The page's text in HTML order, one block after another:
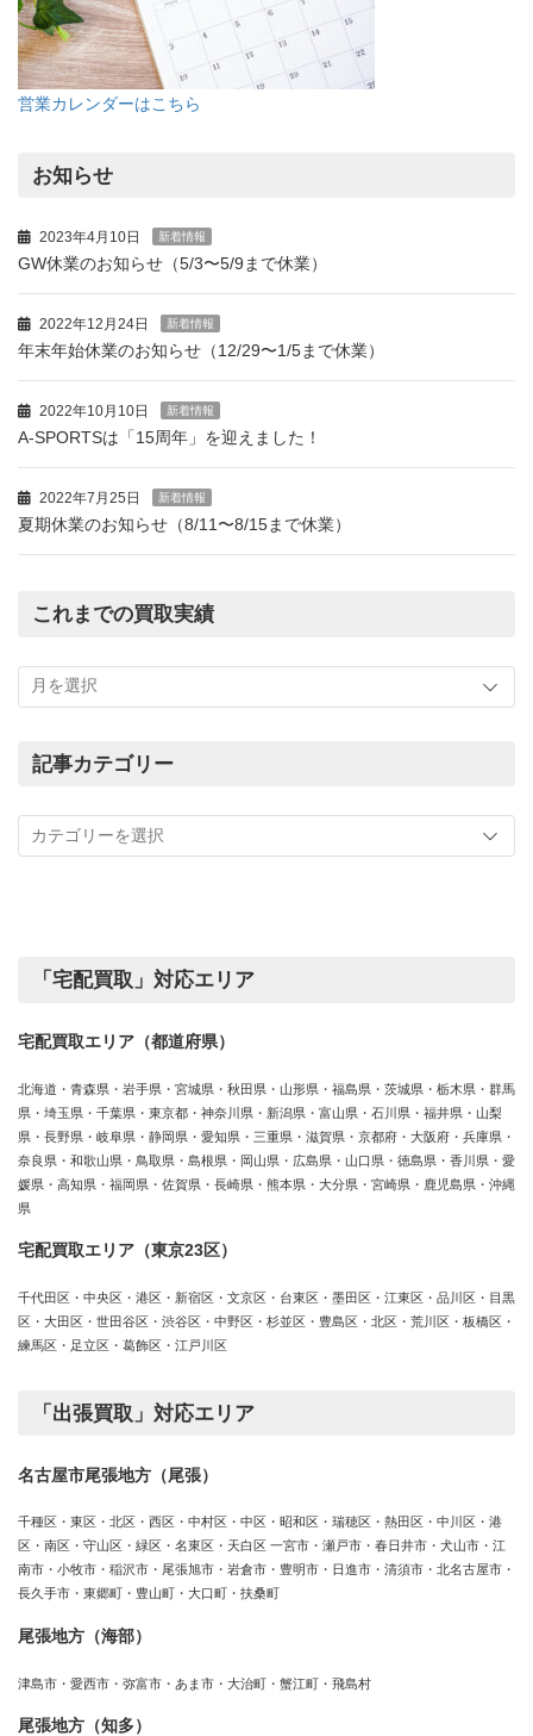
営業カレンダーはこちら
お知らせ
2023年4月10日 新着情報
GW休業のお知らせ（5/3〜5/9まで休業）
2022年12月24日 新着情報
年末年始休業のお知らせ（12/29〜1/5まで休業）
2022年10月10日 新着情報
A-SPORTSは「15周年」を迎えました！
2022年7月25日 新着情報
夏期休業のお知らせ（8/11〜8/15まで休業）
これまでの買取実績
ま
の
績
記事カテゴリー
カ
「宅配買取」対応エリア
宅配買取エリア（都道府県）
北海道・青森県・岩手県・宮城県・秋田県・山形県・福島県・茨城県・栃木県・群馬
県・埼玉県・千葉県・東京都・神奈川県・新潟県・富山県・石川県・福井県・山梨
県・長野県・岐阜県・静岡県・愛知県・三重県・滋賀県・京都府・大阪府・兵庫県・
奈良県・和歌山県・鳥取県・島根県・岡山県・広島県・山口県・徳島県・香川県・愛
媛県・高知県・福岡県・佐賀県・長崎県・熊本県・大分県・宮崎県・鹿児島県・沖縄
県
宅配買取エリア（東京23区）
千代田区・中央区・港区・新宿区・文京区・台東区・墨田区・江東区・品川区・目黒
区・大田区・世田谷区・渋谷区・中野区・杉並区・豊島区・北区・荒川区・板橋区・
練馬区・足立区・葛飾区・江戸川区
「出張買取」対応エリア
名古屋市尾張地方（尾張）
千種区・東区・北区・西区・中村区・中区・昭和区・瑞穂区・熱田区・中川区・港
区・南区・守山区・緑区・名東区・天白区 一宮市・瀬戸市・春日井市・犬山市・江
南市・小牧市・稲沢市・尾張旭市・岩倉市・豊明市・日進市・清須市・北名古屋市・
長久手市・東郷町・豊山町・大口町・扶桑町
尾張地方（海部）
津島市・愛西市・弥富市・あま市・大治町・蟹江町・飛島村
尾張地方（知多）